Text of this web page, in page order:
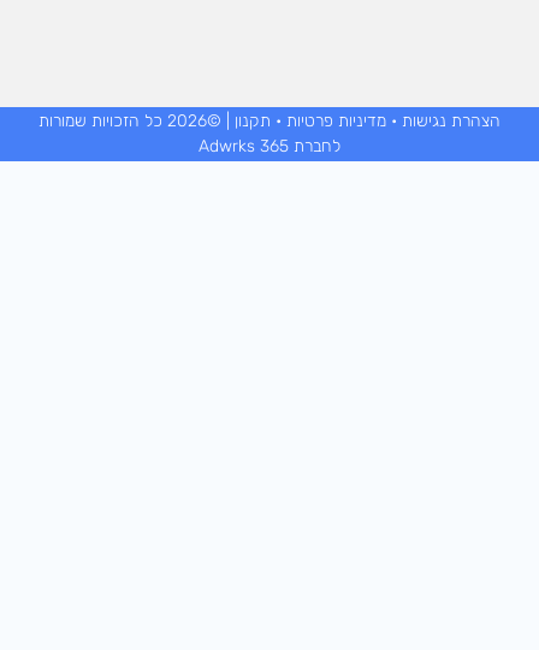
הצהרת נגישות•מדיניות פרטיות•תקנון
| ©2026 כל הזכויות שמורות
לחברת Adwrks 365